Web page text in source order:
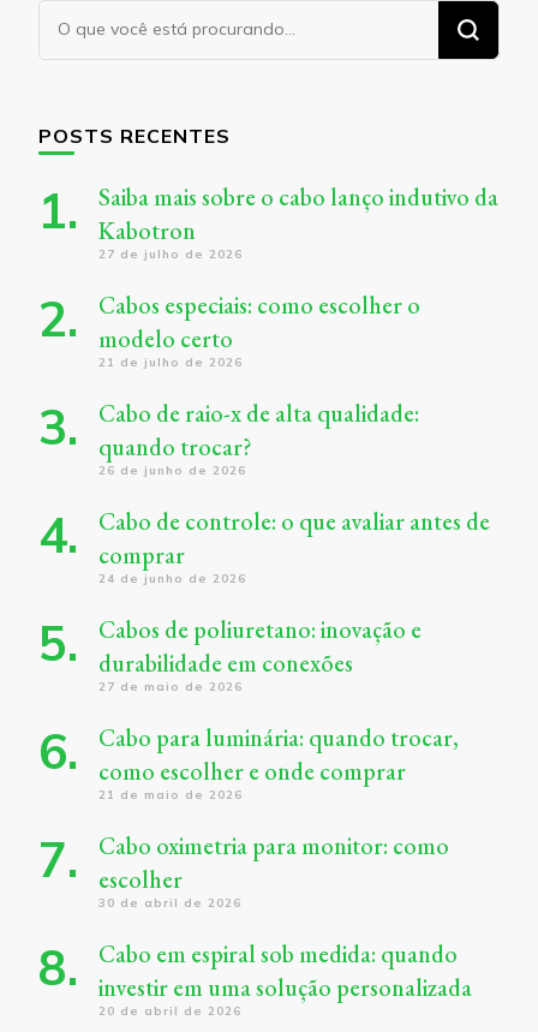
Procurando
algo?
POSTS RECENTES
Saiba mais sobre o cabo lanço indutivo da
Kabotron
27 de julho de 2026
Cabos especiais: como escolher o
modelo certo
21 de julho de 2026
Cabo de raio-x de alta qualidade:
quando trocar?
26 de junho de 2026
Cabo de controle: o que avaliar antes de
comprar
24 de junho de 2026
Cabos de poliuretano: inovação e
durabilidade em conexões
27 de maio de 2026
Cabo para luminária: quando trocar,
como escolher e onde comprar
21 de maio de 2026
Cabo oximetria para monitor: como
escolher
30 de abril de 2026
Cabo em espiral sob medida: quando
investir em uma solução personalizada
20 de abril de 2026